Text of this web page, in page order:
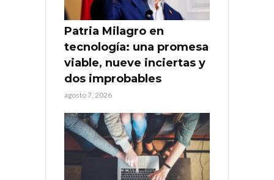
Patria Milagro en
tecnología: una promesa
viable, nueve inciertas y
dos improbables
agosto 7, 2026